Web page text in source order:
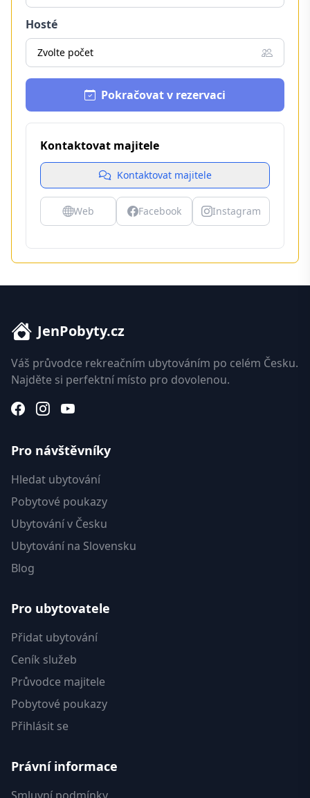
Hosté
Zvolte počet
Pokračovat v rezervaci
Kontaktovat majitele
Kontaktovat majitele
Web Facebook Instagram
JenPobyty.cz
Váš průvodce rekreačním ubytováním po celém Česku.
Najděte si perfektní místo pro dovolenou.
Pro návštěvníky
Hledat ubytování
Pobytové poukazy
Ubytování v Česku
Ubytování na Slovensku
Blog
Pro ubytovatele
Přidat ubytování
Ceník služeb
Průvodce majitele
Pobytové poukazy
Přihlásit se
Právní informace